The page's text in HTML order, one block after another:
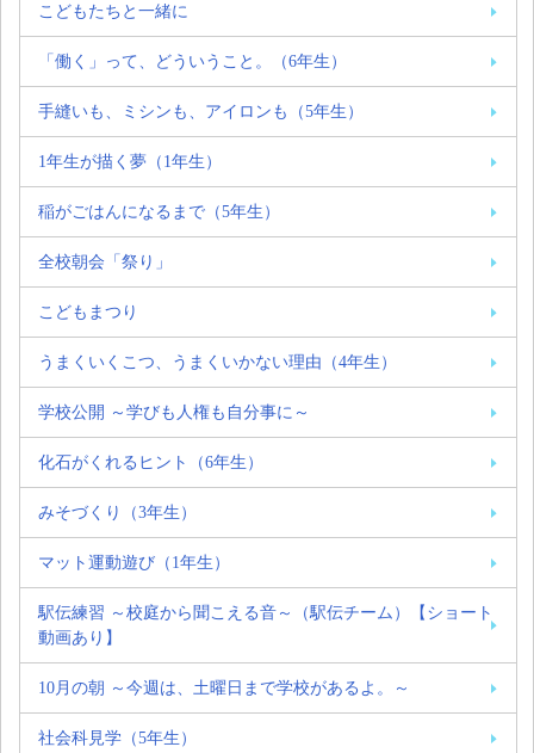
こどもたちと一緒に
「働く」って、どういうこと。（6年生）
手縫いも、ミシンも、アイロンも（5年生）
1年生が描く夢（1年生）
稲がごはんになるまで（5年生）
全校朝会「祭り」
こどもまつり
うまくいくこつ、うまくいかない理由（4年生）
学校公開 ～学びも人権も自分事に～
化石がくれるヒント（6年生）
みそづくり（3年生）
マット運動遊び（1年生）
駅伝練習 ～校庭から聞こえる音～（駅伝チーム）【ショート
動画あり】
10月の朝 ～今週は、土曜日まで学校があるよ。～
社会科見学（5年生）